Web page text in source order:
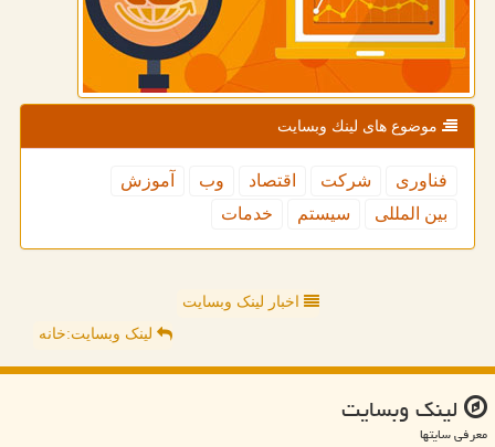
موضوع های لینك وبسایت
فناوری شركت اقتصاد وب
آموزش
بین المللی
سیستم خدمات
اخبار لینک وبسایت
لینک وبسایت:خانه
لینك وبسایت
معرفی سایتها